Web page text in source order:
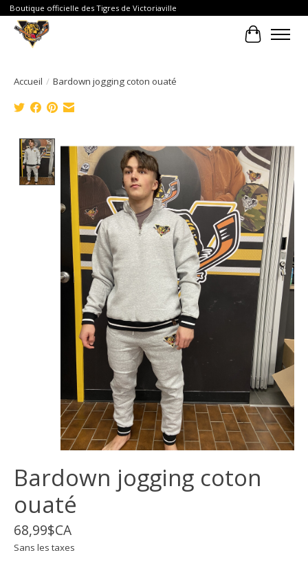
Boutique officielle des Tigres de Victoriaville
Panier
Accueil / Bardown jogging coton ouaté
Product image slideshow Items
Bardown jogging coton
ouaté
68,99$CA
Sans les taxes